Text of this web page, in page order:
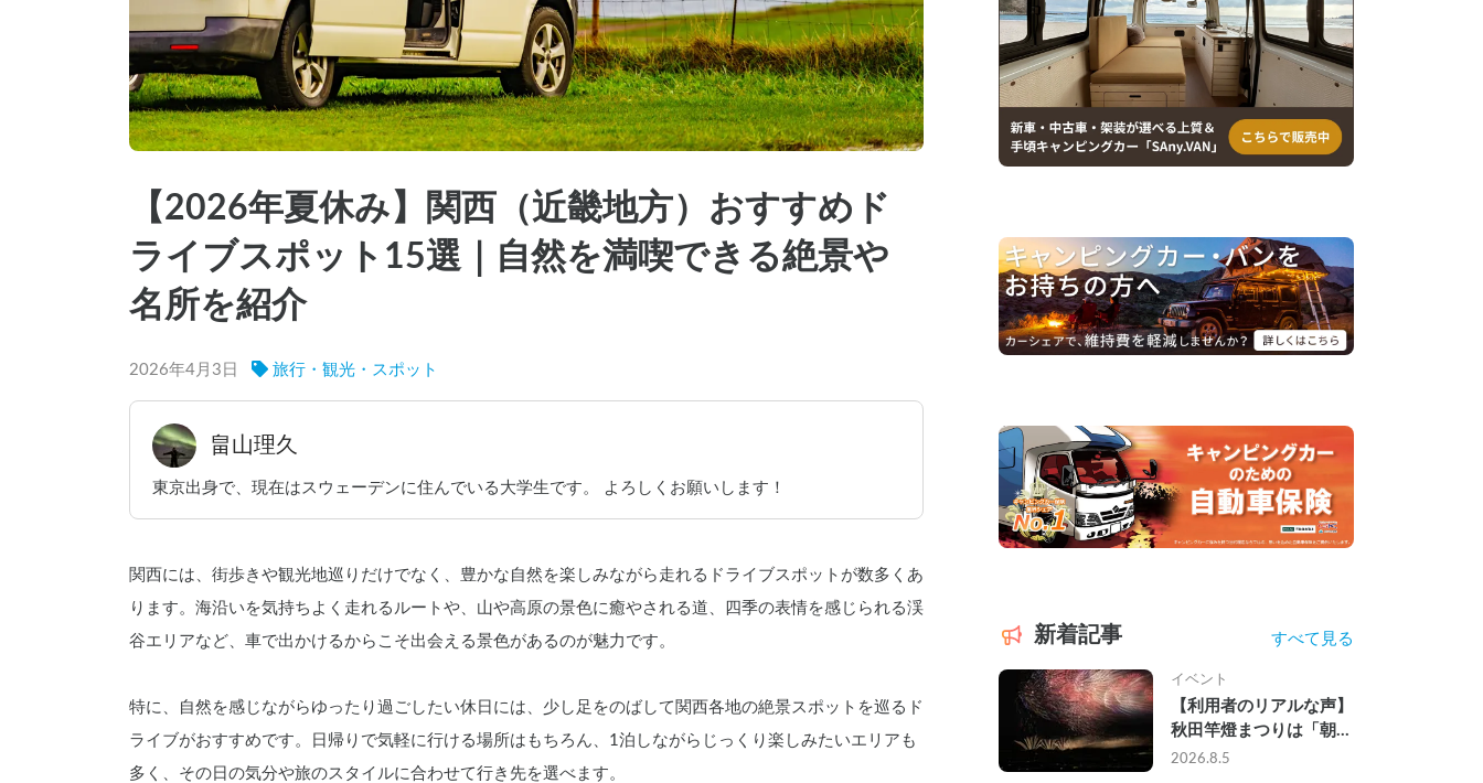
【2026年夏休み】関西（近畿地方）おすすめド
ライブスポット15選｜自然を満喫できる絶景や
名所を紹介
2026年4月3日 旅行・観光・スポット
畠山理久
東京出身で、現在はスウェーデンに住んでいる大学生です。 よろしくお願いします！
関西には、街歩きや観光地巡りだけでなく、豊かな自然を楽しみながら走れるドライブスポットが数多くあ
ります。海沿いを気持ちよく走れるルートや、山や高原の景色に癒やされる道、四季の表情を感じられる渓
谷エリアなど、車で出かけるからこそ出会える景色があるのが魅力です。
特に、自然を感じながらゆったり過ごしたい休日には、少し足をのばして関西各地の絶景スポットを巡るド
ライブがおすすめです。日帰りで気軽に行ける場所はもちろん、1泊しながらじっくり楽しみたいエリアも
多く、その日の気分や旅のスタイルに合わせて行き先を選べます。
新着記事 すべて見る
イベント
【利用者のリアルな声】
秋田竿燈まつりは「朝か
ら夜まで」の祭り。キャ
2026.8.5